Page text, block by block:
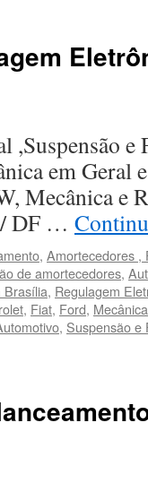
,Suspensão
em Geral
Mecânica e
/ DF …
, Amortecedores ,
de amortecedores,
Brasília, Regulagem
, Fiat, Ford,
, Suspensão e